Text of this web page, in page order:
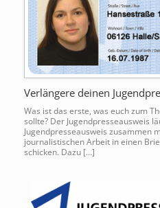
Verlängere deinen
Was ist das erste, was euch zum
sollte? Der Jugendpresseausweis
Jugendpresseausweis zusammen
journalistischen Arbeit in einen
schicken. Dazu […]